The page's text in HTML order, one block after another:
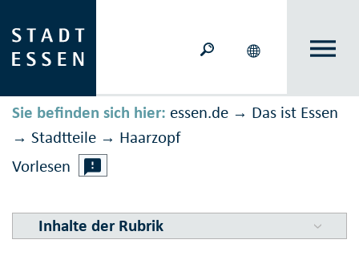
Sie befinden sich hier: essen.de → Das ist Essen
→ Stadtteile → Haarzopf
Vorlesen
Inhalte der Rubrik